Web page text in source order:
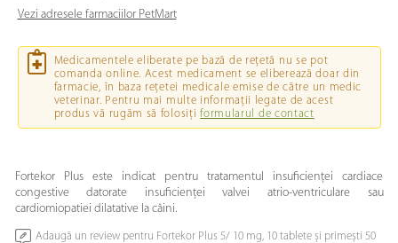
Vezi adresele farmaciilor PetMart
Medicamentele eliberate pe bază de rețetă nu se pot
comanda online. Acest medicament se eliberează doar din
farmacie, în baza rețetei medicale emise de către un medic
veterinar. Pentru mai multe informații legate de acest
produs vă rugăm să folosițiformularul de contact
Fortekor Plus este indicat pentru tratamentul insuficienței cardiace
congestive datorate insuficienței valvei atrio-ventriculare sau
cardiomiopatiei dilatative la câini.
Adaugă un review pentru Fortekor Plus 5/ 10 mg, 10 tablete și primești 50